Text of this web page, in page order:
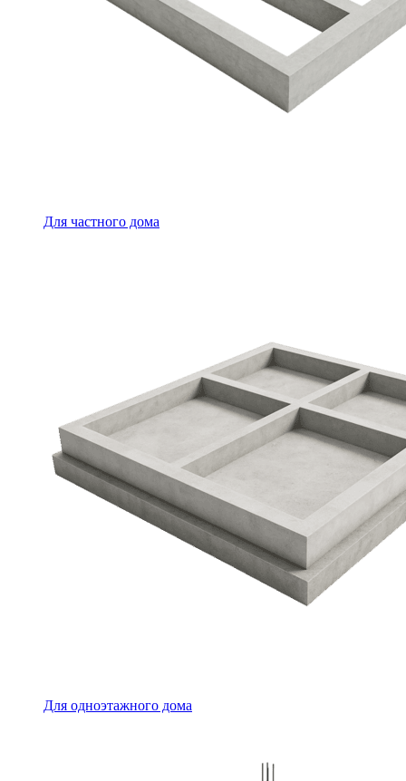
Для частного дома
Для одноэтажного дома